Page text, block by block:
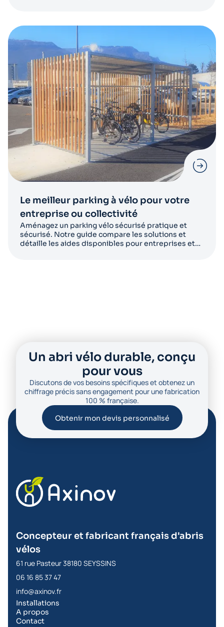
Le meilleur parking à vélo pour votre
entreprise ou collectivité
Aménagez un parking vélo sécurisé pratique et
sécurisé. Notre guide compare les solutions et
détaille les aides disponibles pour entreprises et
Un abri vélo durable, conçu
pour vous
Discutons de vos besoins spécifiques et obtenez un
chiffrage précis sans engagement pour une fabrication
100 % française.
Obtenir mon devis personnalisé
Concepteur et fabricant français d'abris
vélos
61 rue Pasteur 38180 SEYSSINS
06 16 85 37 47
info@axinov.fr
Installations
A propos
Contact